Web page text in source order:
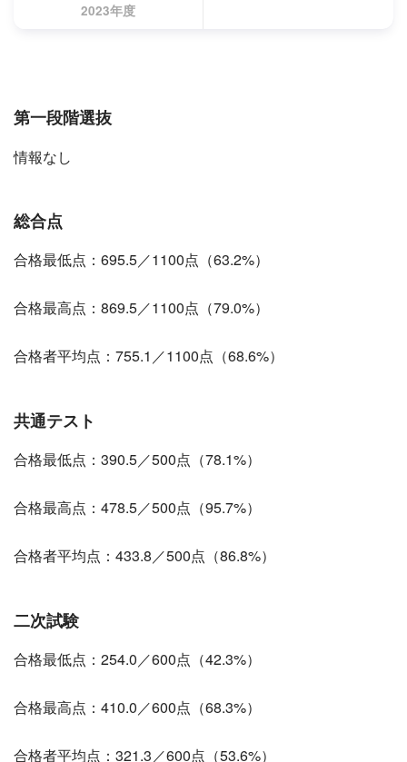
2023年度
第一段階選抜
情報なし
総合点
合格最低点：695.5／1100点（63.2%）
合格最高点：869.5／1100点（79.0%）
合格者平均点：755.1／1100点（68.6%）
共通テスト
合格最低点：390.5／500点（78.1%）
合格最高点：478.5／500点（95.7%）
合格者平均点：433.8／500点（86.8%）
二次試験
合格最低点：254.0／600点（42.3%）
合格最高点：410.0／600点（68.3%）
合格者平均点：321.3／600点（53.6%）